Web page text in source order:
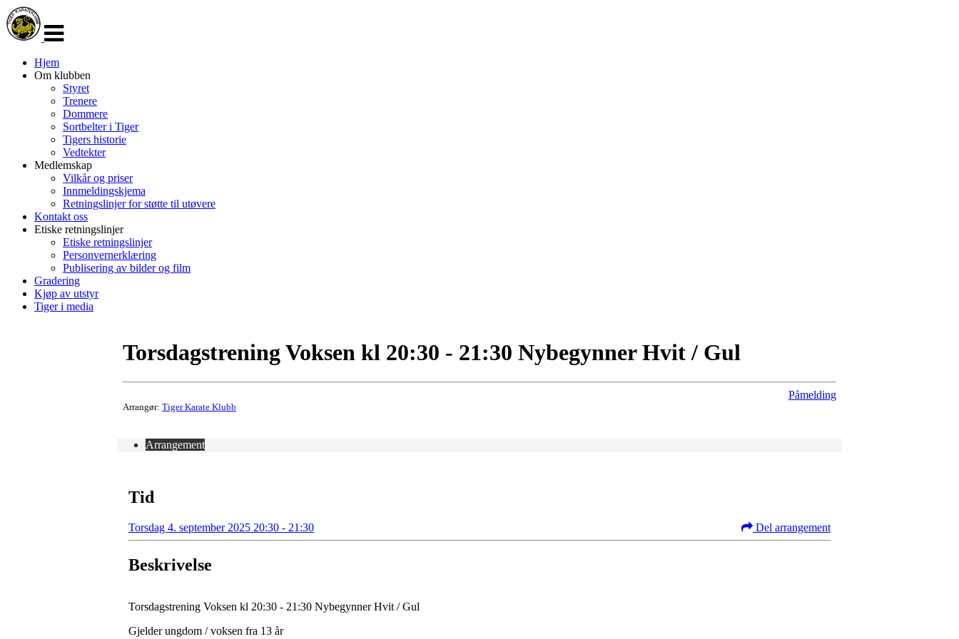
navigasjon
Hjem
Om klubben
Styret
Trenere
Dommere
Sortbelter i Tiger
Tigers historie
Vedtekter
Medlemskap
Vilkår og priser
Innmeldingskjema
Retningslinjer for støtte til utøvere
Kontakt oss
Etiske retningslinjer
Etiske retningslinjer
Personvernerklæring
Publisering av bilder og film
Gradering
Kjøp av utstyr
Tiger i media
Torsdagstrening Voksen kl 20:30 - 21:30 Nybegynner Hvit / Gul
Arrangør: Tiger Karate Klubb
Påmelding
Arrangement
Tid
Torsdag 4. september 2025 20:30 - 21:30 Del arrangement
Beskrivelse
Torsdagstrening Voksen kl 20:30 - 21:30 Nybegynner Hvit / Gul
Gjelder ungdom / voksen fra 13 år